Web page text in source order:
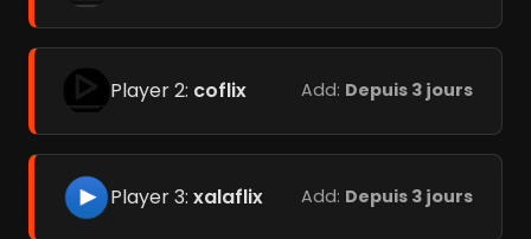
Player 2: coflix Add: Depuis 3 jours
Player 3: xalaflix Add: Depuis 3 jours